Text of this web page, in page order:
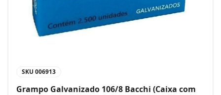
SKU 006913
Grampo Galvanizado 106/8 Bacchi (Caixa com